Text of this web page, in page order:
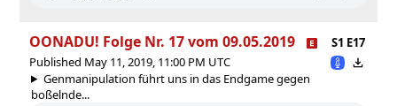
OONADU! Folge Nr. 17 vom 09.05.2019
S1 E17
Published May 11, 2019, 11:00 PM UTC
Genmanipulation führt uns in das Endgame gegen
boßelnde...